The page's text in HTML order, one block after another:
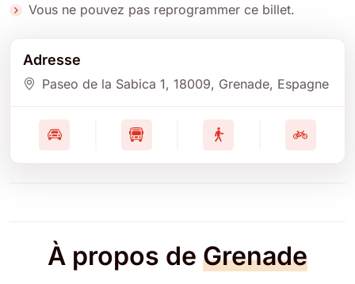
Vous ne pouvez pas reprogrammer ce billet.
Adresse
Paseo de la Sabica 1, 18009, Grenade, Espagne
À propos de Grenade